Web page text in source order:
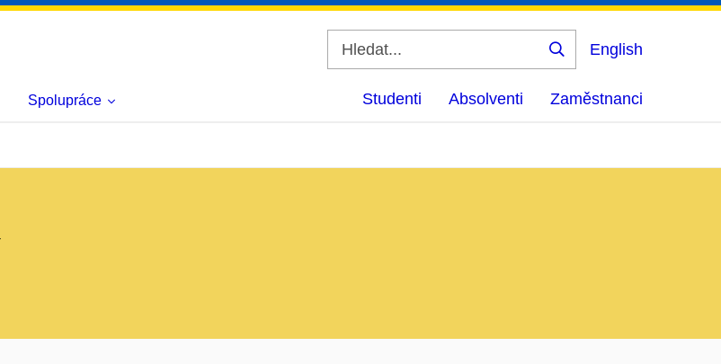
Vyhledat
English
Spolupráce Studenti Absolventi Zaměstnanci